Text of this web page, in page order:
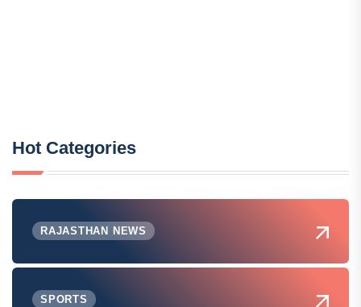
Hot Categories
RAJASTHAN NEWS
SPORTS